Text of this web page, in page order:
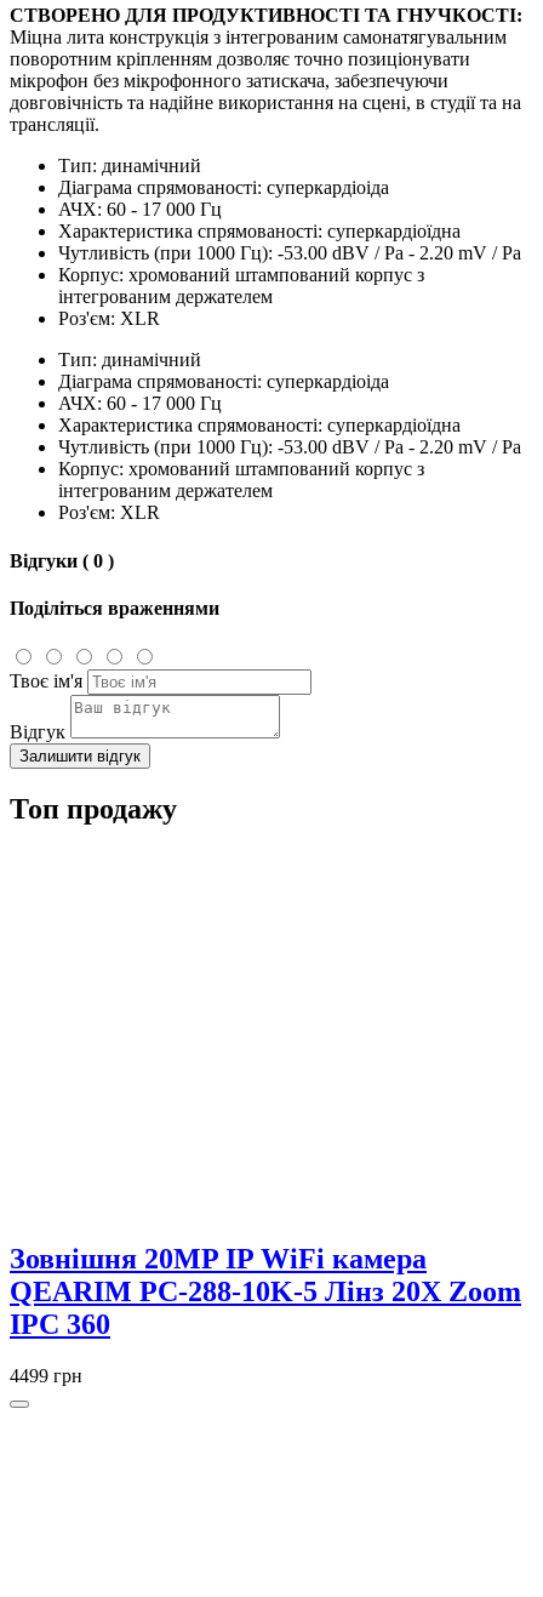
СТВОРЕНО ДЛЯ ПРОДУКТИВНОСТІ ТА ГНУЧКОСТІ:
Міцна лита конструкція з інтегрованим самонатягувальним
поворотним кріпленням дозволяє точно позиціонувати
мікрофон без мікрофонного затискача, забезпечуючи
довговічність та надійне використання на сцені, в студії та на
трансляції.
Тип: динамічний
Діаграма спрямованості: суперкардіоіда
АЧХ: 60 - 17 000 Гц
Характеристика спрямованості: суперкардіоїдна
Чутливість (при 1000 Гц): -53.00 dBV / Pa - 2.20 mV / Pa
Корпус: хромований штампований корпус з
інтегрованим держателем
Роз'єм: XLR
Тип: динамічний
Діаграма спрямованості: суперкардіоіда
АЧХ: 60 - 17 000 Гц
Характеристика спрямованості: суперкардіоїдна
Чутливість (при 1000 Гц): -53.00 dBV / Pa - 2.20 mV / Pa
Корпус: хромований штампований корпус з
інтегрованим держателем
Роз'єм: XLR
Відгуки ( 0 )
Поділіться враженнями
Твоє ім'я
Відгук
Залишити відгук
Топ продажу
Зовнішня 20MP IP WiFi камера
QEARIM PC-288-10K-5 Лінз 20X Zoom
IPC 360
4499 грн